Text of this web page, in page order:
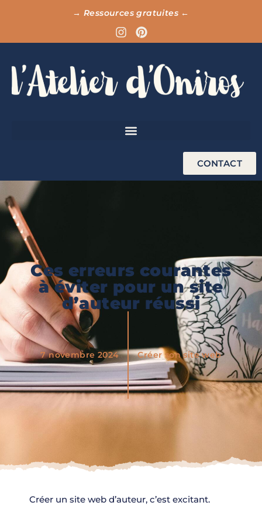
→ Ressources gratuites ←
CONTACT
Ces erreurs courantes
à éviter pour un site
d’auteur réussi
7 novembre 2024 Créer son site web
Créer un site web d’auteur, c’est excitant.